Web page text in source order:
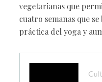
vegetarianas que
cuatro semanas que
práctica del yoga y